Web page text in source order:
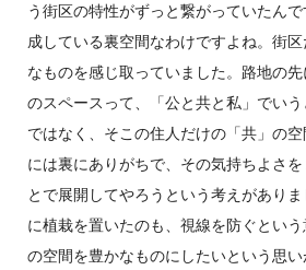
う街区の特性がずっと繋がっていたん
成している裏空間なわけですよね。街
なものを感じ取っていました。路地の
のスペースって、「公と共と私」でい
ではなく、そこの住人だけの「共」の
には裏にありがちで、その気持ちよさ
とで展開してやろうという考えがあり
に植栽を置いたのも、視線を防ぐという
の空間を豊かなものにしたいという思